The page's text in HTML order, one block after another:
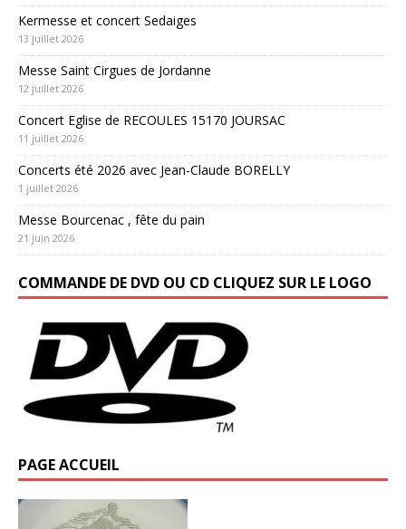
Kermesse et concert Sedaiges
13 juillet 2026
Messe Saint Cirgues de Jordanne
12 juillet 2026
Concert Eglise de RECOULES 15170 JOURSAC
11 juillet 2026
Concerts été 2026 avec Jean-Claude BORELLY
1 juillet 2026
Messe Bourcenac , fête du pain
21 juin 2026
COMMANDE DE DVD OU CD CLIQUEZ SUR LE LOGO
PAGE ACCUEIL